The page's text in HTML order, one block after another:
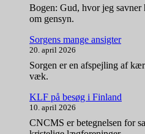
Bogen: Gud, hvor jeg savner
om gensyn.
Sorgens mange ansigter
20. april 2026
Sorgen er en afspejling af
væk.
KLF på besøg i Finland
10. april 2026
CNCMS er betegnelsen for